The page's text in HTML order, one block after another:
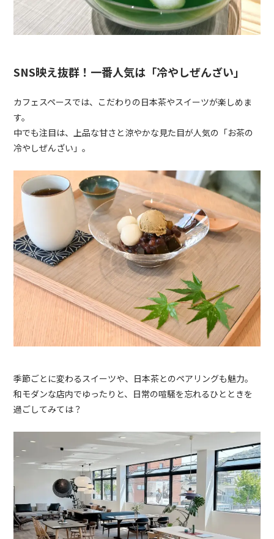
SNS映え抜群！一番人気は「冷やしぜんざい」
カフェスペースでは、こだわりの日本茶やスイーツが楽しめま
す。
中でも注目は、上品な甘さと涼やかな見た目が人気の「お茶の
冷やしぜんざい」。
季節ごとに変わるスイーツや、日本茶とのペアリングも魅力。
和モダンな店内でゆったりと、日常の喧騒を忘れるひとときを
過ごしてみては？